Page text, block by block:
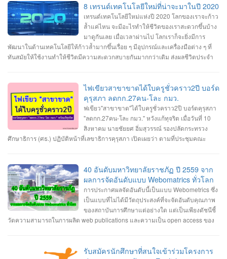
เว็บไซต์ https://admission.ubru.ac.th/ รายละเอียด เกณฑ์ คุณสมบัติ การรับสมัคร
https://misdoc.ubru.ac.th/tcas.../anouncement2566_22_7.pdf ติดต่อสอบถาม
045-352-000 ต่อ 5601 หรือ 045-352-144, 045-352-147
8 เทรนด์เทคโนโลยีใหม่ที่น่าจะมาในปี 2020
เทรนด์เทคโนโลยีใหม่แห่งปี 2020 โลกของเราจะก้าว
ล้ำแค่ไหน จะมีอะไรทำให้ชีวิตของเราสะดวกขึ้นบ้าง
มาดูกันเลย เมื่อเวลาผ่านไป โลกเราก็จะยิ่งมีการ
พัฒนาในด้านเทคโนโลยีให้ก้าวล้ำมากขึ้นเรื่อย ๆ มีอุปกรณ์และเครื่องมือต่าง ๆ ที่
ทันสมัยให้ใช้งานทำให้ชีวิตมีความสะดวกสบายกันมากกว่าเดิม ส่งผลชีวิตประจำ
ในปี 2020 นี้เราน่าจะได้เห็นเทคโนโลยีอะไรใหม่ ๆ เกิดขึ้นมาบ้าง ไปดูกันเลยกับ 8
เทรนด์เทคโนโลยีใหม่แห่งปี 2020 1. เครือข่ายมือถือ 5G เทคโนโลยี 5G ที่จะทำให้
โลกของเราก้าวเข้าไปสู่ยุคของ Internet of Things โลกที่ทุกสิ่งทุกอย่างเชื่อมต่อ
อินเทอร์เน็ต ซึ่งเครือข่าย 5G จะเริ่มถูกนำมาใช้งานกันแพร่หลายมากขึ้นทั้งในด้าน
ของผู้ให้บริการเครือข่ายและด้านของแบรนด์มือถือที่เริ่มผลิตมือถือรองรับ 5G ออก
มากันมากขึ้นในปี 2020 นี้ เทคโนโลยี 5G นั้นจะมีการพัฒนาประสิทธิภาพจาก 4G
ตอบสนองได้เร็วขึ้น รวมทั้งการใช้งาน eSIM ก็จะแพร่หลายมากขึ้นด้วยเช่นกัน 2. AI
กับหุ่นยนต์ เทคโนโลยี AI นั้นเริ่มถูกนำมาใช้เป็นฟีเจอร์ต่าง ๆ ในมือถือมาสักระยะ
แล้ว และในปี 2020 นี้ก็น่าจะถูกนำไปใช้กับอุปกรณ์อื่น ๆ ที่จะช่วยทำงานแทนมนุษย์
ได้มากขึ้น เช่น โดรนหรือหุ่นยนต์ที่สามารถทำหน้าที่ส่งของหรือทำงานต่าง ๆ ได้
ด้วยตัวเอง โดยไม่ต้องรอคำสั่งการจากมนุษย์ตลอดเวลา นอกจากนี้เครื่องใช้ไฟฟ้า
ในบ้านและอุปกรณ์ต่าง ๆ ในชีวิตประจำวันที่เป็น IoT และมี AI ในตัวก็จะแพร่หลาย
เหล่านี้มาอำนวยความสะดวกในชีวิตประจำวันมากยิ่งขึ้น และใช้แรงงานมนุษย์
ไฟเขียวสาขาขาดได้ใบครูชั่วคราว2ปี บอร์ด
คุรุสภา ลดกก.27คน-โละ กมว.
ฟเขียว"สาขาขาด"ได้ใบครูชั่วคราว2ปี บอร์ดคุรุสภา
"ลดกก.27คน-โละ กมว." หวังแก้ทุจริต เมื่อวันที่ 10
สิงหาคม นายชัยยศ อิ่มสุวรรณ์ รองปลัดกระทรวง
ศึกษาธิการ (ศธ.) ปฏิบัติหน้าที่เลขาธิการคุรุสภา เปิดเผยว่า ตามที่ประชุมคณะ
ขณะนี้คุรุสภาแก้ไขรายละเอียดและเตรียมเสนอร่างพ.ร.บ.สภาครูฯ ฉบับปรับปรุง ให้
ที่ประชุมคณะกรรมการคุรุสภา พิจารณาในวันที่ 29 สิงหาคมนี้ โดยสาระสำคัญที่
ปรับแก้ จะมีปัญหาและอุปสรรคใน 2 ประเด็นใหญ่ คือ ภาพลักษณ์ของกรรมการคุรุ
สภา ไม่ส่งผลต่อประสิทธิภาพการดำเนินงาน ตามภารกิจในฐานะสภาวิชาชีพอย่าง
แต่จริง และมีการดำเนินงานในลักษณะทุจริตทางนโยบาย ซึ่งสาเหตุของปัญหา มา
จากสัดส่วนกรรมการคุรุสภาไม่สมดุล และมีที่มาไม่โปร่งใส รวมถึงยังมีความซ้ำ
คุรุสภาให้เหมาะสม จาก 39 เหลือ 27 คน แต่ยังคงมีตัวแทนจากทุกภาคส่วนตาม
40 อันดับมหาวิทยาลัยราชภัฏ ปี 2559 จาก
ผลการจัดอันดับแบบ Webomatrics ทั่วโลก
การประกาศผลจัดอันดับนี้เป็นแบบ Webometrics ซึ่ง
เป็นแบบที่ไม่ได้มีวัตถุประสงค์ที่จะจัดอันดับคุณภาพ
ของสถาบันการศึกษาแต่อย่างใด แต่เป็นเพียงดัชนีชี้
วัดความสามารถในการผลิต web publications และความเป็น open access ของ
เรารู้จักกันดี ที่เรียกว่า bibliometric indicators เท่านั้น หรือมองอีกแง่หนึ่งก็คือ วัด
รับสมัครนักศึกษาที่สนใจเข้าร่วมโครงการ